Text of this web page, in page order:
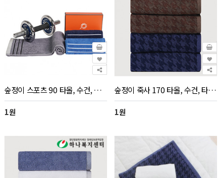
숲정이 스포츠 90 타올, 수건, 타월(판촉물 인쇄)_전화문의
1원
숲정이 죽사 170 타올, 수건, 타월(판촉물 인쇄)_전화문의
1원